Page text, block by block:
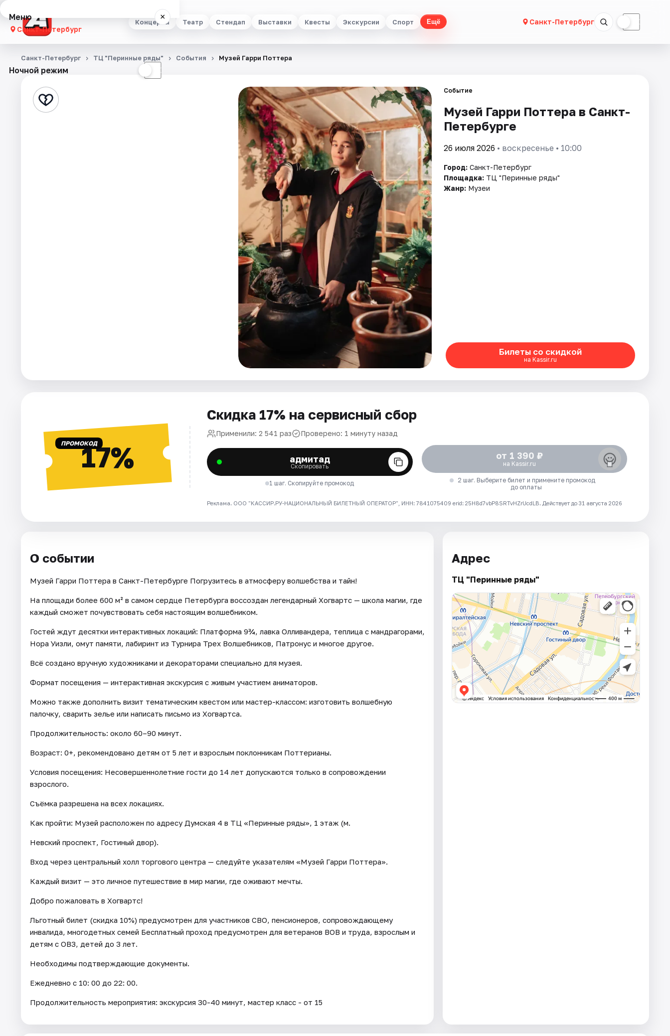
Концерты Театр Стендап Выставки Квесты Экскурсии Спорт Ещё Санкт-Петербург ☾
Меню ×
Санкт-Петербург
Концерты
Стендап
Ночной режим ☾
Санкт-Петербург ТЦ "Перинные ряды" События Музей Гарри Поттера
Событие
Музей Гарри Поттера в Санкт-
Петербурге
26 июля 2026 • воскресенье • 10:00
Город: Санкт-Петербург
Площадка: ТЦ "Перинные ряды"
Жанр: Музеи
Билеты со скидкой
на Kassir.ru
ПРОМОКОД17%
Скидка 17% на сервисный сбор
Применили: 2 541 раз Проверено: 1 минуту назад
адмитад
Скопировать
1 шаг. Скопируйте промокод
от 1 390 ₽
на Kassir.ru
2 шаг. Выберите билет и примените промокод
до оплаты
Реклама. ООО "КАССИР.РУ-НАЦИОНАЛЬНЫЙ БИЛЕТНЫЙ ОПЕРАТОР", ИНН: 7841075409 erid: 25H8d7vbP8SRTvHZrUcdLB. Действует до 31 августа 2026
О событии
Музей Гарри Поттера в Санкт-Петербурге Погрузитесь в атмосферу волшебства и тайн!
На площади более 600 м² в самом сердце Петербурга воссоздан легендарный Хогвартс — школа магии, где
каждый сможет почувствовать себя настоящим волшебником.
Гостей ждут десятки интерактивных локаций: Платформа 9¾, лавка Олливандера, теплица с мандрагорами,
Нора Уизли, омут памяти, лабиринт из Турнира Трех Волшебников, Патронус и многое другое.
Всё создано вручную художниками и декораторами специально для музея.
Формат посещения — интерактивная экскурсия с живым участием аниматоров.
Можно также дополнить визит тематическим квестом или мастер-классом: изготовить волшебную
палочку, сварить зелье или написать письмо из Хогвартса.
Продолжительность: около 60–90 минут.
Возраст: 0+, рекомендовано детям от 5 лет и взрослым поклонникам Поттерианы.
Условия посещения: Несовершеннолетние гости до 14 лет допускаются только в сопровождении
взрослого.
Съёмка разрешена на всех локациях.
Как пройти: Музей расположен по адресу Думская 4 в ТЦ «Перинные ряды», 1 этаж (м.
Невский проспект, Гостиный двор).
Вход через центральный холл торгового центра — следуйте указателям «Музей Гарри Поттера».
Каждый визит — это личное путешествие в мир магии, где оживают мечты.
Добро пожаловать в Хогвартс!
Льготный билет (скидка 10%) предусмотрен для участников СВО, пенсионеров, сопровождающему
инвалида, многодетных семей Бесплатный проход предусмотрен для ветеранов ВОВ и труда, взрослым и
детям с ОВЗ, детей до 3 лет.
Необходимы подтверждающие документы.
Ежедневно с 10: 00 до 22: 00.
Продолжительность мероприятия: экскурсия 30-40 минут, мастер класс - от 15
Адрес
ТЦ "Перинные ряды"